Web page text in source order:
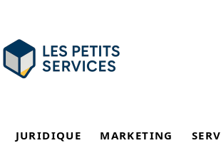
JURIDIQUE MARKETING